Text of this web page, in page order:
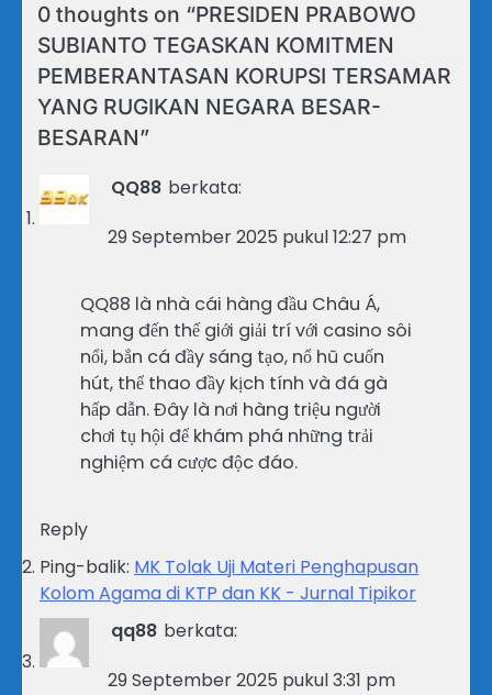
0 thoughts on “PRESIDEN PRABOWO
SUBIANTO TEGASKAN KOMITMEN
PEMBERANTASAN KORUPSI TERSAMAR
YANG RUGIKAN NEGARA BESAR-
BESARAN”
QQ88 berkata:
29 September 2025 pukul 12:27 pm
QQ88 là nhà cái hàng đầu Châu Á,
mang đến thế giới giải trí với casino sôi
nổi, bắn cá đầy sáng tạo, nổ hũ cuốn
hút, thể thao đầy kịch tính và đá gà
hấp dẫn. Đây là nơi hàng triệu người
chơi tụ hội để khám phá những trải
nghiệm cá cược độc đáo.
Reply
Ping-balik: MK Tolak Uji Materi Penghapusan
Kolom Agama di KTP dan KK - Jurnal Tipikor
qq88 berkata:
29 September 2025 pukul 3:31 pm